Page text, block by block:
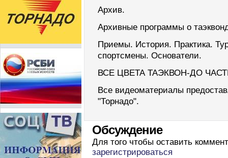
Архив.
Архивные программы о
Приемы. История. Практика.
спортсмены. Основатели.
ВСЕ ЦВЕТА ТАЭКВОН-ДО
Все видеоматериалы
"Торнадо".
Обсуждение
Для того чтобы оставить
зарегистрироваться